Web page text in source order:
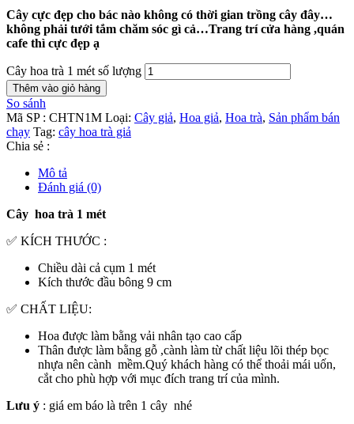
Cây cực đẹp cho bác nào không có thời gian trồng cây đây…
không phải tưới tắm chăm sóc gì cả…Trang trí cửa hàng ,quán
cafe thì cực đẹp ạ
Cây hoa trà 1 mét số lượng
Thêm vào giỏ hàng
So sánh
Mã SP : CHTN1M Loại: Cây giả, Hoa giả, Hoa trà, Sản phẩm bán
chạy Tag: cây hoa trà giả
Chia sẻ :
Mô tả
Đánh giá (0)
Cây hoa trà 1 mét
✅ KÍCH THƯỚC :
Chiều dài cả cụm 1 mét
Kích thước đầu bông 9 cm
✅ CHẤT LIỆU:
Hoa được làm bằng vải nhân tạo cao cấp
Thân được làm bằng gỗ ,cành làm từ chất liệu lõi thép bọc
nhựa nên cành mềm.Quý khách hàng có thể thoải mái uốn,
cắt cho phù hợp với mục đích trang trí của mình.
Lưu ý : giá em báo là trên 1 cây nhé